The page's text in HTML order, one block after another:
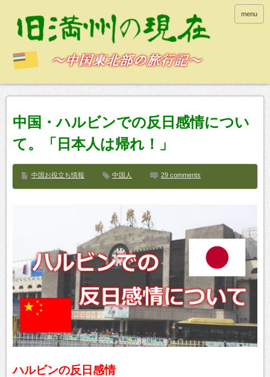
menu
中国・ハルビンでの反日感情につい
て。「日本人は帰れ！」
中国お役立ち情報 中国人 29 comments
ハルビンの反日感情